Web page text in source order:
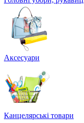
Аксесуари
Канцелярські товари